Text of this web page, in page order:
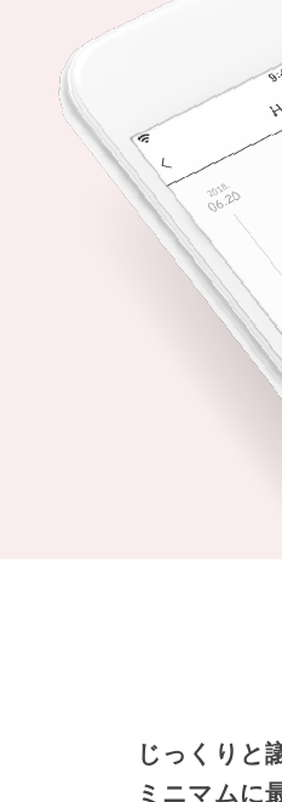
じっくりと
ミニマムに